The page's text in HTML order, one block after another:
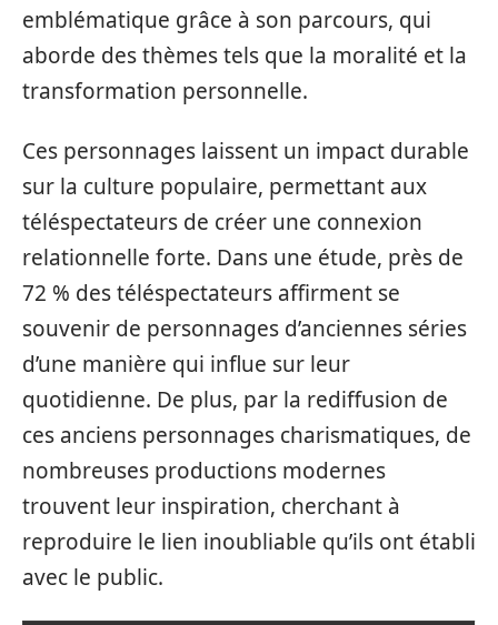
emblématique grâce à son parcours, qui
aborde des thèmes tels que la moralité et la
transformation personnelle.
Ces personnages laissent un impact durable
sur la culture populaire, permettant aux
téléspectateurs de créer une connexion
relationnelle forte. Dans une étude, près de
72 % des téléspectateurs affirment se
souvenir de personnages d’anciennes séries
d’une manière qui influe sur leur
quotidienne. De plus, par la rediffusion de
ces anciens personnages charismatiques, de
nombreuses productions modernes
trouvent leur inspiration, cherchant à
reproduire le lien inoubliable qu’ils ont établi
avec le public.